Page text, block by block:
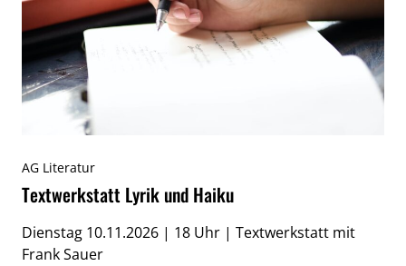
AG Literatur
Textwerkstatt Lyrik und Haiku
Dienstag 10.11.2026 | 18 Uhr | Textwerkstatt mit
Frank Sauer